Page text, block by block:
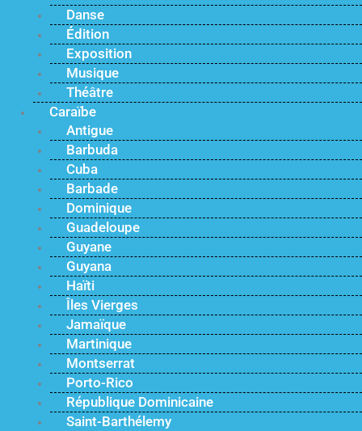
Danse
Édition
Exposition
Musique
Théâtre
Caraïbe
Antigue
Barbuda
Cuba
Barbade
Dominique
Guadeloupe
Guyane
Guyana
Haïti
Îles Vierges
Jamaïque
Martinique
Montserrat
Porto-Rico
République Dominicaine
Saint-Barthélemy